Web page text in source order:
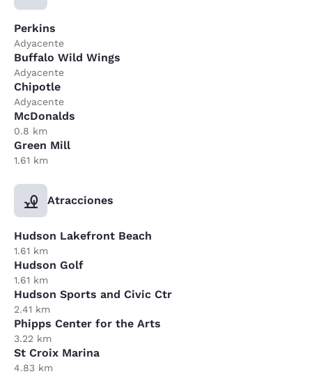
Perkins
Adyacente
Buffalo Wild Wings
Adyacente
Chipotle
Adyacente
McDonalds
0.8 km
Green Mill
1.61 km
Atracciones
Hudson Lakefront Beach
1.61 km
Hudson Golf
1.61 km
Hudson Sports and Civic Ctr
2.41 km
Phipps Center for the Arts
3.22 km
St Croix Marina
4.83 km